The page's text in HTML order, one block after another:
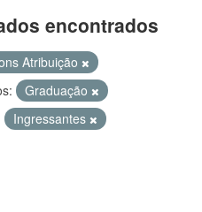
encontrados
Atribuição
Graduação
Ingressantes